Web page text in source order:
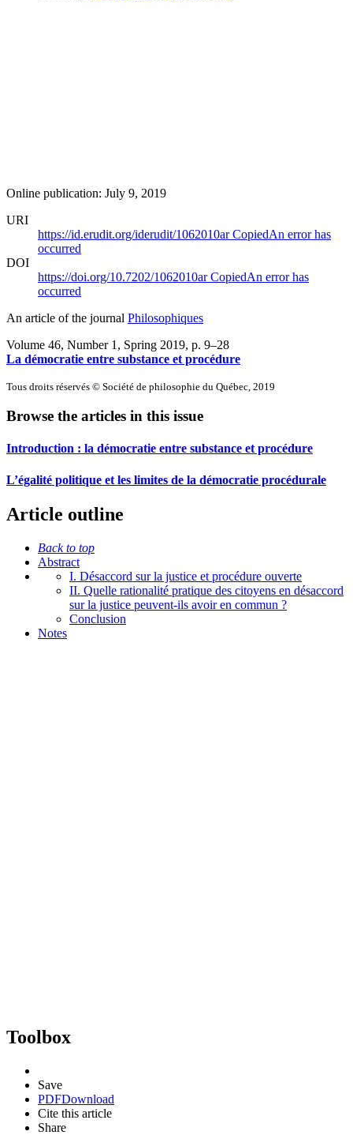
Online publication: July 9, 2019
URI
https://id.erudit.org/iderudit/1062010arCopiedAn error has
occurred
DOI
https://doi.org/10.7202/1062010arCopiedAn error has
occurred
An article of the journal Philosophiques
Volume 46, Number 1, Spring 2019, p. 9–28
La démocratie entre substance et procédure
Tous droits réservés © Société de philosophie du Québec, 2019
Browse the articles in this issue
Introduction : la démocratie entre substance et procédure
L’égalité politique et les limites de la démocratie procédurale
Article outline
Back to top
Abstract
I. Désaccord sur la justice et procédure ouverte
II. Quelle rationalité pratique des citoyens en désaccord
sur la justice peuvent-ils avoir en commun ?
Conclusion
Notes
Toolbox
Save
PDFDownload
Cite this article
Share